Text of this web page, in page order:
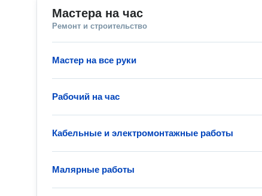
Мастера на час
Ремонт и строительство
Мастер на все руки
Рабочий на час
Кабельные и электромонтажные работы
Малярные работы